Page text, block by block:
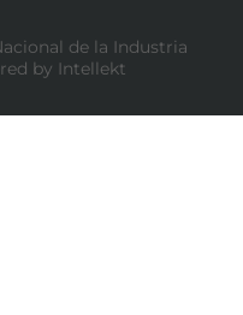
de la Industria
by Intellekt